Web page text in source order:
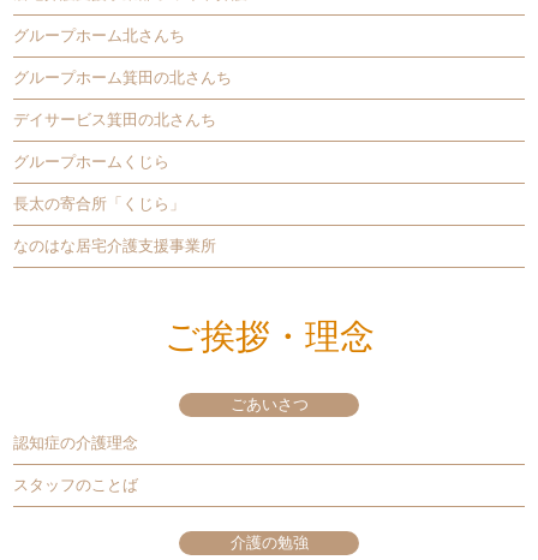
グループホーム北さんち
グループホーム箕田の北さんち
デイサービス箕田の北さんち
グループホームくじら
長太の寄合所「くじら」
なのはな居宅介護支援事業所
ご挨拶・理念
ごあいさつ
認知症の介護理念
スタッフのことば
介護の勉強